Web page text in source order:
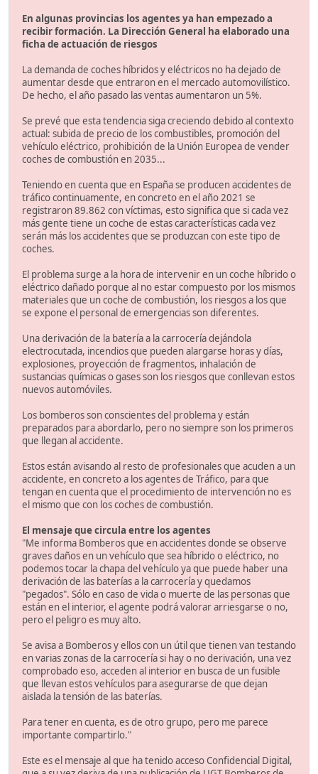
En algunas provincias los agentes ya han empezado a
recibir formación. La Dirección General ha elaborado una
ficha de actuación de riesgos
La demanda de coches híbridos y eléctricos no ha dejado de
aumentar desde que entraron en el mercado automovilístico.
De hecho, el año pasado las ventas aumentaron un 5%.
Se prevé que esta tendencia siga creciendo debido al contexto
actual: subida de precio de los combustibles, promoción del
vehículo eléctrico, prohibición de la Unión Europea de vender
coches de combustión en 2035...
Teniendo en cuenta que en España se producen accidentes de
tráfico continuamente, en concreto en el año 2021 se
registraron 89.862 con víctimas, esto significa que si cada vez
más gente tiene un coche de estas características cada vez
serán más los accidentes que se produzcan con este tipo de
coches.
El problema surge a la hora de intervenir en un coche híbrido o
eléctrico dañado porque al no estar compuesto por los mismos
materiales que un coche de combustión, los riesgos a los que
se expone el personal de emergencias son diferentes.
Una derivación de la batería a la carrocería dejándola
electrocutada, incendios que pueden alargarse horas y días,
explosiones, proyección de fragmentos, inhalación de
sustancias químicas o gases son los riesgos que conllevan estos
nuevos automóviles.
Los bomberos son conscientes del problema y están
preparados para abordarlo, pero no siempre son los primeros
que llegan al accidente.
Estos están avisando al resto de profesionales que acuden a un
accidente, en concreto a los agentes de Tráfico, para que
tengan en cuenta que el procedimiento de intervención no es
el mismo que con los coches de combustión.
El mensaje que circula entre los agentes
"Me informa Bomberos que en accidentes donde se observe
graves daños en un vehículo que sea híbrido o eléctrico, no
podemos tocar la chapa del vehículo ya que puede haber una
derivación de las baterías a la carrocería y quedamos
"pegados". Sólo en caso de vida o muerte de las personas que
están en el interior, el agente podrá valorar arriesgarse o no,
pero el peligro es muy alto.
Se avisa a Bomberos y ellos con un útil que tienen van testando
en varias zonas de la carrocería si hay o no derivación, una vez
comprobado eso, acceden al interior en busca de un fusible
que llevan estos vehículos para asegurarse de que dejan
aislada la tensión de las baterías.
Para tener en cuenta, es de otro grupo, pero me parece
importante compartirlo."
Este es el mensaje al que ha tenido acceso Confidencial Digital,